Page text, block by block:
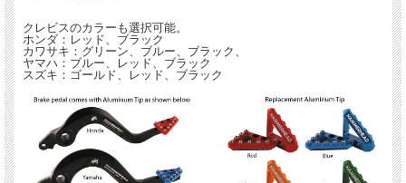
クレビスのカラーも選択可能。
ホンダ：レッド、ブラック
カワサキ：グリーン、ブルー、ブラック、
ヤマハ：ブルー、レッド、ブラック
スズキ：ゴールド、レッド、ブラック